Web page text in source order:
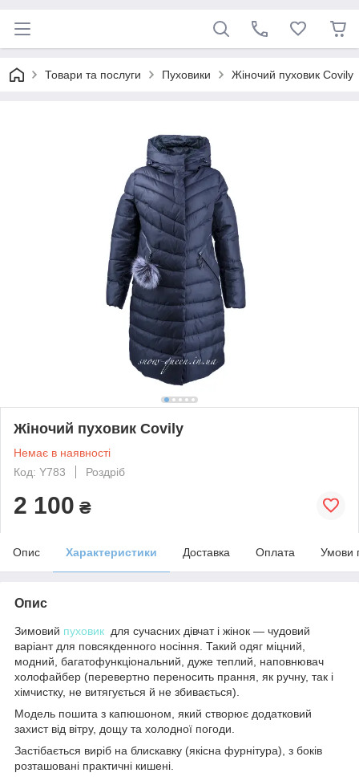
Товари та послуги Пуховики Жіночий пуховик Covily
Жіночий пуховик Covily
Немає в наявності
Код: Y783
Роздріб
2 100 ₴
Опис Характеристики Доставка Оплата Умови
Опис
Зимовий пуховик для сучасних дівчат і жінок — чудовий
варіант для повсякденного носіння. Такий одяг міцний,
модний, багатофункціональний, дуже теплий, наповнювач
холофайбер (перевертно переносить прання, як ручну, так і
хімчистку, не витягується й не збивається).
Модель пошита з капюшоном, який створює додатковий
захист від вітру, дощу та холодної погоди.
Застібається виріб на блискавку (якісна фурнітура), з боків
розташовані практичні кишені.